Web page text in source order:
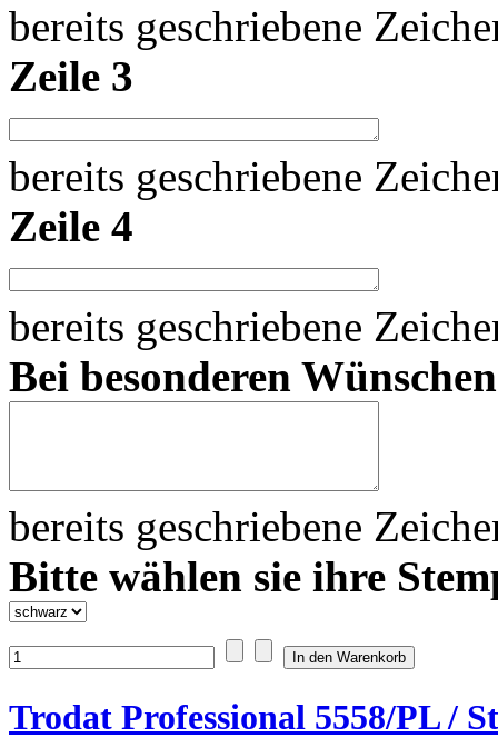
bereits geschriebene
Zeile 3
bereits geschriebene
Zeile 4
bereits geschriebene
Bei besonderen
bereits geschriebene
Bitte wählen sie ihre
Trodat Professional 5558/PL /